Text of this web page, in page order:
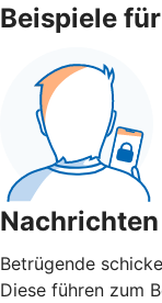
Beispiele
Betrügende
Diese führen zum